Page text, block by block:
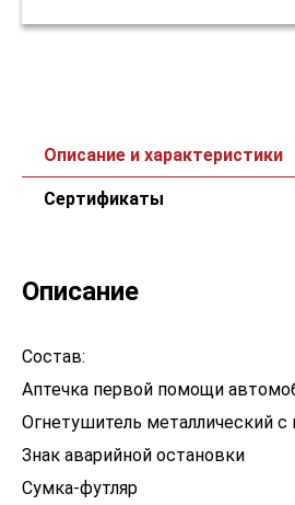
Описание и характеристики
Сертификаты
Описание
Состав:
Аптечка первой помощи
Огнетушитель металлический
Знак аварийной остановки
Сумка-футляр